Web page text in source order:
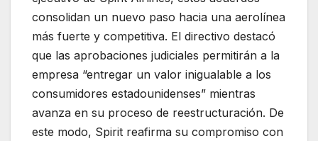
consolidan un nuevo paso hacia una aerolínea
más fuerte y competitiva. El directivo destacó
que las aprobaciones judiciales permitirán a la
empresa “entregar un valor inigualable a los
consumidores estadounidenses” mientras
avanza en su proceso de reestructuración. De
este modo, Spirit reafirma su compromiso con